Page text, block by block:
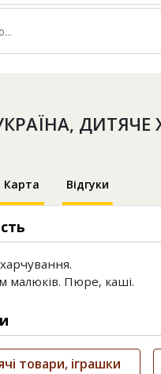
Карта Відгуки
малюків. Пюре, каші.
товари, іграшки